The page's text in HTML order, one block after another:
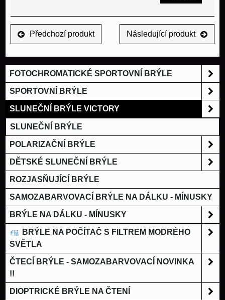
Předchozí produkt Následující produkt
FOTOCHROMATICKÉ SPORTOVNÍ BRÝLE
SPORTOVNÍ BRÝLE
SLUNEČNÍ BRÝLE VICTORY
SLUNEČNÍ BRÝLE
POLARIZAČNÍ BRÝLE
DĚTSKÉ SLUNEČNÍ BRÝLE
ROZJASŇUJÍCÍ BRÝLE
SAMOZABARVOVACÍ BRÝLE NA DÁLKU - MÍNUSKY
BRÝLE NA DÁLKU - MÍNUSKY
BRÝLE NA POČÍTAČ S FILTREM MODRÉHO
SVĚTLA
ČTECÍ BRÝLE - SAMOZABARVOVACÍ NOVINKA
!!
DIOPTRICKÉ BRÝLE NA ČTENÍ